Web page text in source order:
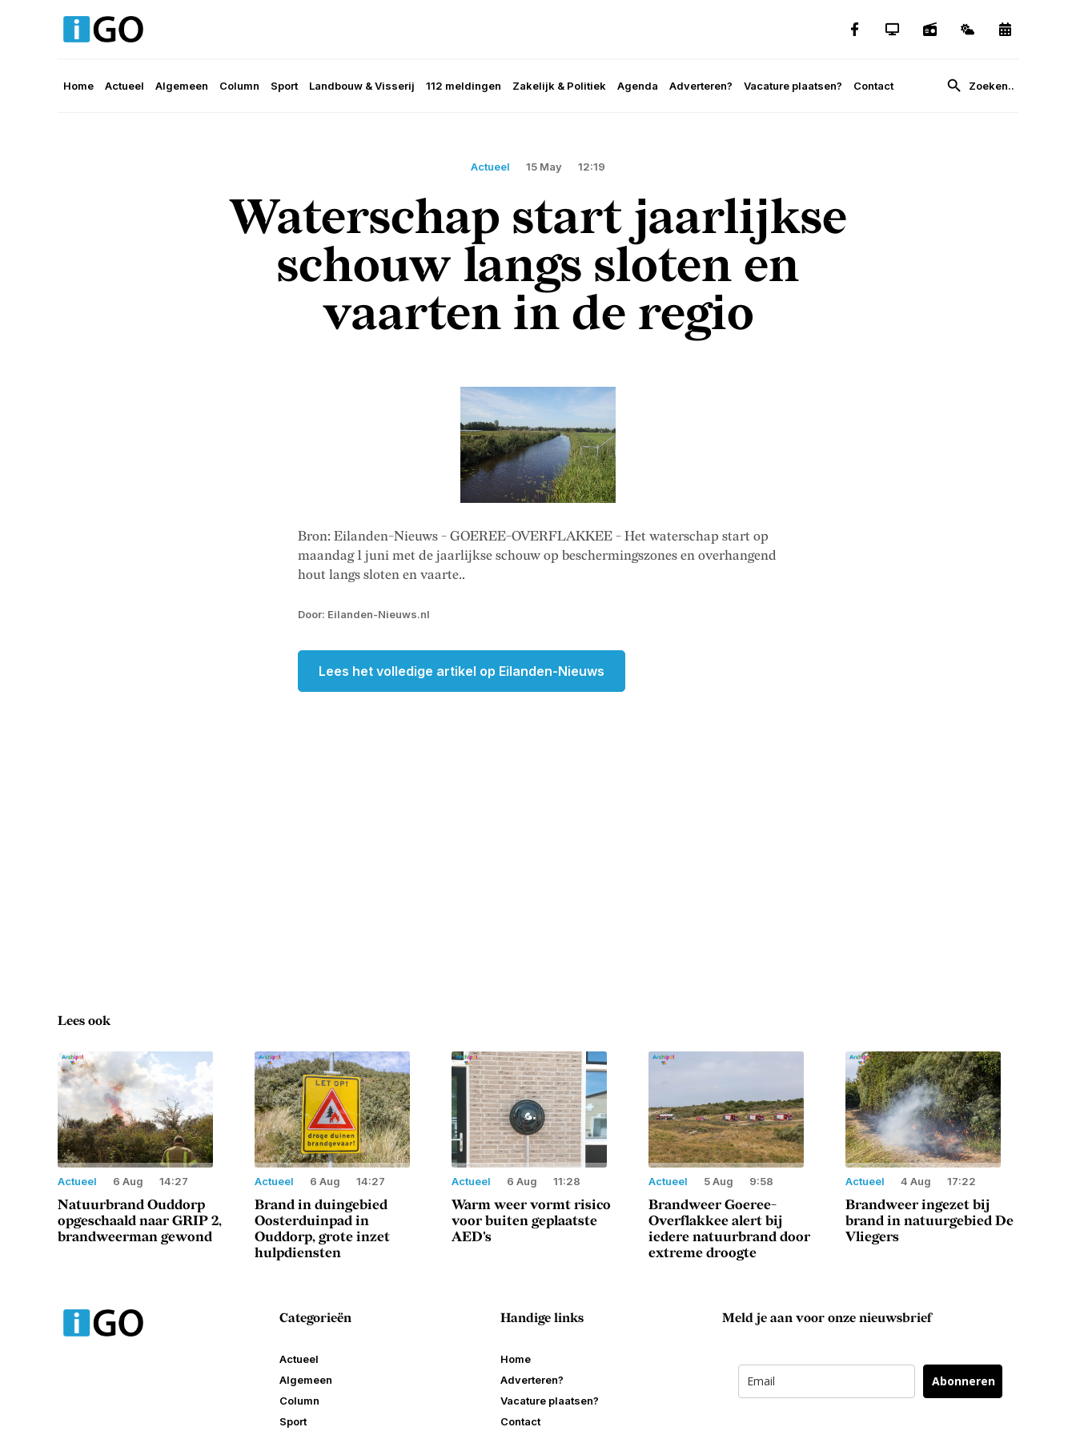
Home Actueel Algemeen Column Sport Landbouw & Visserij 112 meldingen Zakelijk & Politiek Agenda Adverteren? Vacature plaatsen? Contact
Actueel 15 May 12:19
Waterschap start jaarlijkse
schouw langs sloten en
vaarten in de regio
Bron: Eilanden-Nieuws - GOEREE-OVERFLAKKEE - Het waterschap start op
maandag 1 juni met de jaarlijkse schouw op beschermingszones en overhangend
hout langs sloten en vaarte..
Door: Eilanden-Nieuws.nl
Lees het volledige artikel op Eilanden-Nieuws
Lees ook
Actueel 6 Aug 14:27
Natuurbrand Ouddorp
opgeschaald naar GRIP 2,
brandweerman gewond
Actueel 6 Aug 14:27
Brand in duingebied
Oosterduinpad in
Ouddorp, grote inzet
hulpdiensten
Actueel 6 Aug 11:28
Warm weer vormt risico
voor buiten geplaatste
AED's
Actueel 5 Aug 9:58
Brandweer Goeree-
Overflakkee alert bij
iedere natuurbrand door
extreme droogte
Actueel 4 Aug 17:22
Brandweer ingezet bij
brand in natuurgebied De
Vliegers
Categorieën
Actueel
Algemeen
Column
Sport
Handige links
Home
Adverteren?
Vacature plaatsen?
Contact
Meld je aan voor onze nieuwsbrief
Abonneren